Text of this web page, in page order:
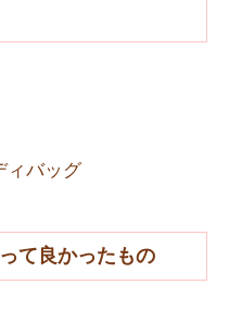
ィバッグ
て良かったもの